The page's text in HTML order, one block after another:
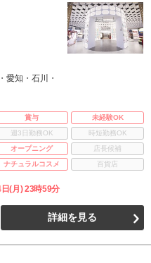
愛知・石川・
賞与
未経験OK
週3日勤務OK
時短勤務OK
オープニング
店長候補
ナチュラルコスメ 百貨店
(月) 23時59分
詳細を見る